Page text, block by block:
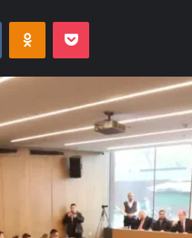
VKontakteOdnoklassniki
Pocket